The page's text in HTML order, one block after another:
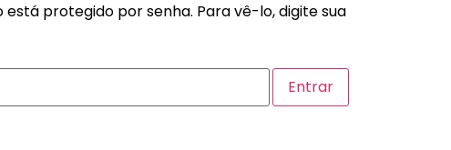
está protegido por senha. Para vê-lo, digite sua